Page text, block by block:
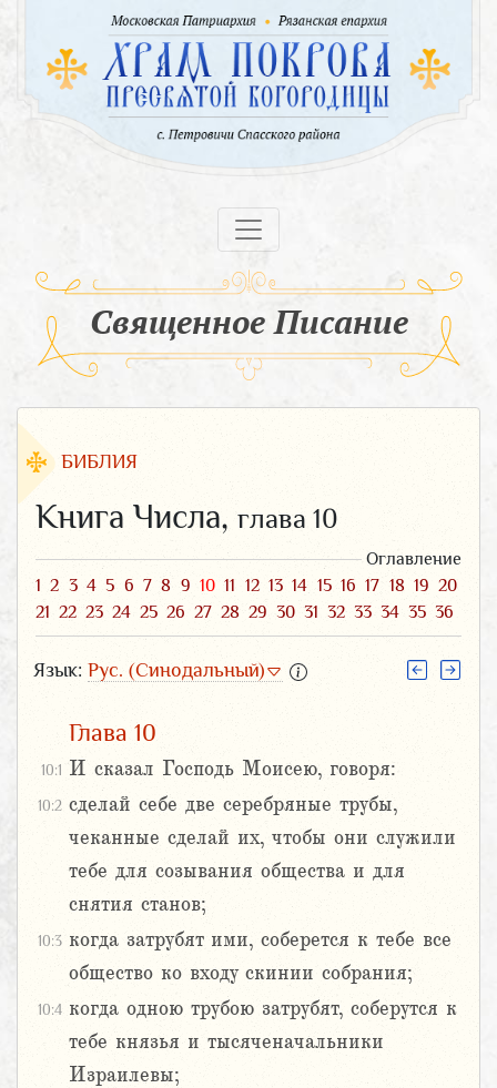
Священное Писание
БИБЛИЯ
Книга Числа, глава 10
Оглавление
1 2 3 4 5 6 7 8 9 10 11 12 13 14 15 16 17 18 19 20
21 22 23 24 25 26 27 28 29 30 31 32 33 34 35 36
Язык: Рус. (Синодальный)
Глава 10
10:1 И сказал Господь Моисею, говоря:
10:2 сделай себе две серебряные трубы,
чеканные сделай их, чтобы они служили
тебе для созывания общества и для
снятия станов;
10:3 когда затрубят ими, соберется к тебе все
общество ко входу скинии собрания;
10:4 когда одною трубою затрубят, соберутся к
тебе князья и тысяченачальники
Израилевы;